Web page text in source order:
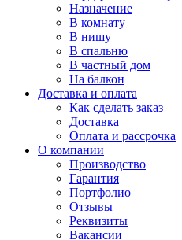
Назначение
В комнату
В нишу
В спальню
В частный дом
На балкон
Доставка и оплата
Как сделать заказ
Доставка
Оплата и рассрочка
О компании
Производство
Гарантия
Портфолио
Отзывы
Реквизиты
Вакансии